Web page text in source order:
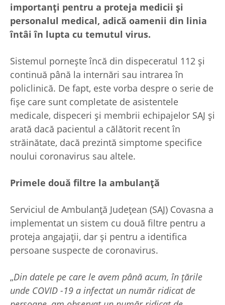
importanți pentru a proteja medicii și
personalul medical, adică oamenii din linia
întâi în lupta cu temutul virus.
Sistemul pornește încă din dispeceratul 112 și
continuă până la internări sau intrarea în
policlinică. De fapt, este vorba despre o serie de
fișe care sunt completate de asistentele
medicale, dispeceri și membrii echipajelor SAJ și
arată dacă pacientul a călătorit recent în
străinătate, dacă prezintă simptome specifice
noului coronavirus sau altele.
Primele două filtre la ambulanță
Serviciul de Ambulanță Județean (SAJ) Covasna a
implementat un sistem cu două filtre pentru a
proteja angajații, dar și pentru a identifica
persoane suspecte de coronavirus.
„Din datele pe care le avem până acum, în țările
unde COVID -19 a infectat un număr ridicat de